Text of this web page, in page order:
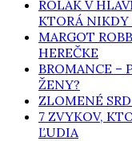
ROLÁK V
KTORÁ NIKDY
MARGOT
HEREČKE
BROMANCE –
ŽENY?
ZLOMENÉ
7 ZVYKOV,
ĽUDIA